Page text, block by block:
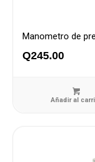
Manometro de
Q245.00
Añadir al